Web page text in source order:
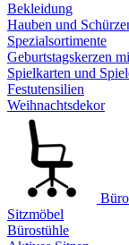
Bekleidung
Hauben und
Spezialsortimente
Geburtstagskerzen
Spielkarten und
Festutensilien
Weihnachtsdekor
Sitzmöbel
Bürostühle